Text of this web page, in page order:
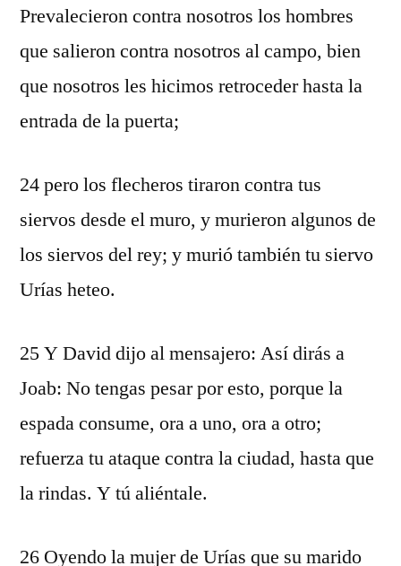
Prevalecieron contra nosotros los hombres
que salieron contra nosotros al campo, bien
que nosotros les hicimos retroceder hasta la
entrada de la puerta;
24 pero los flecheros tiraron contra tus
siervos desde el muro, y murieron algunos de
los siervos del rey; y murió también tu siervo
Urías heteo.
25 Y David dijo al mensajero: Así dirás a
Joab: No tengas pesar por esto, porque la
espada consume, ora a uno, ora a otro;
refuerza tu ataque contra la ciudad, hasta que
la rindas. Y tú aliéntale.
26 Oyendo la mujer de Urías que su marido